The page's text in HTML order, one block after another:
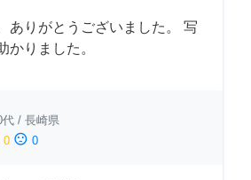
ありがとうございました。 写
かりました。
代 / 長崎県
0 sentiment_dissatisfied 0